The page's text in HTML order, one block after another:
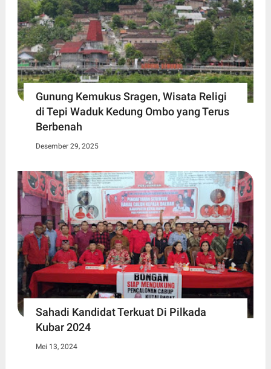
Gunung Kemukus Sragen, Wisata Religi
di Tepi Waduk Kedung Ombo yang Terus
Berbenah
Desember 29, 2025
Sahadi Kandidat Terkuat Di Pilkada
Kubar 2024
Mei 13, 2024